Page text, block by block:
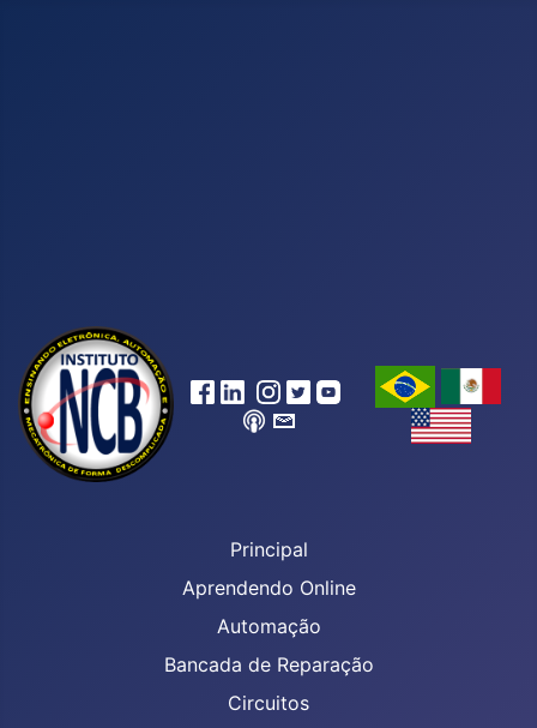
Principal
Aprendendo Online
Automação
Bancada de Reparação
Circuitos